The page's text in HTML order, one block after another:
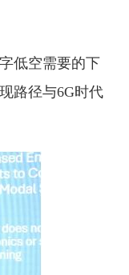
低空需要的下
路径与6G时代